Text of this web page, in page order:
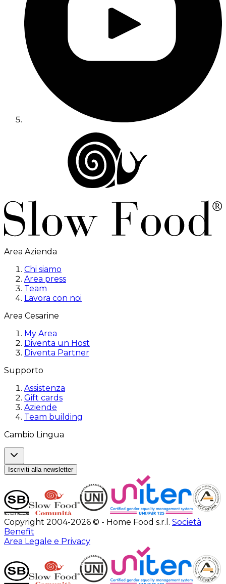
Area Azienda
Chi siamo
Area press
Team
Lavora con noi
Area Cesarine
My Area
Diventa un Host
Diventa Partner
Supporto
Assistenza
Gift cards
Aziende
Team building
Cambio Lingua
Iscriviti alla newsletter
Copyright 2004-2026 © - Home Food s.r.l. Società
Benefit
Area Legale e Privacy